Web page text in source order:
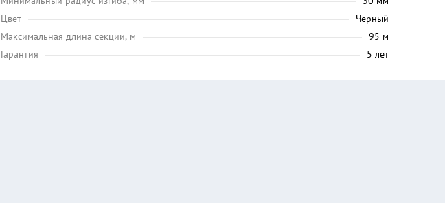
Цвет
Черный
Максимальная длина секции, м
95 м
Гарантия
5 лет